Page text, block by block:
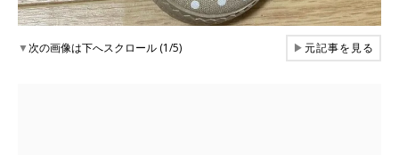
▼次の画像は下へスクロール (1/5) ▶元記事を見る